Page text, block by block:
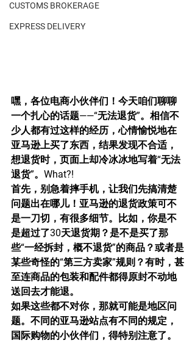
CUSTOMS BROKERAGE
EXPRESS DELIVERY
嘿，各位电商小伙伴们！今天咱们聊聊
一个扎心的话题——“无法退货”。相信不
少人都有过这样的经历，心情愉悦地在
亚马逊上买了东西，结果发现不合适，
想退货时，页面上却冷冰冰地写着“无法
退货”。What?!
首先，别急着摔手机，让我们先搞清楚
问题出在哪儿！亚马逊的退货政策可不
是一刀切，有很多细节。比如，你是不
是超过了30天退货期？是不是买了那
些“一经拆封，概不退货”的商品？或者是
某些奇怪的“第三方卖家”规则？有时，甚
至连商品的包装和配件都得原封不动地
送回去才能退。
如果这些都不对你，那就可能是地区问
题。不同的亚马逊站点有不同的规定，
国际购物的小伙伴们，得特别注意了。